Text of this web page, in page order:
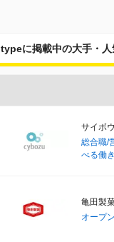
typeに掲載中の大手・人
サイボ
総合職/
べる働
亀田製
オープ